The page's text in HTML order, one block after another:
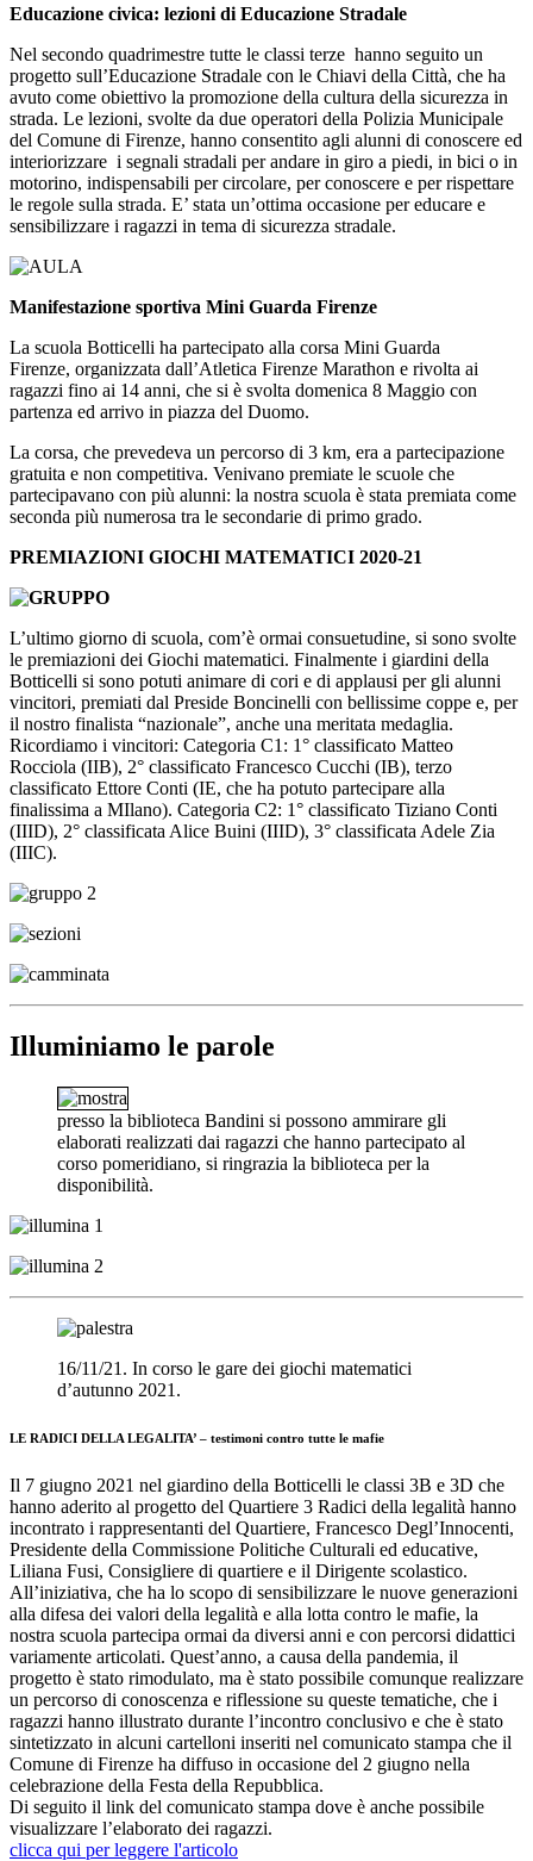
Educazione civica: lezioni di Educazione Stradale
Nel secondo quadrimestre tutte le classi terze hanno seguito un
progetto sull’Educazione Stradale con le Chiavi della Città, che ha
avuto come obiettivo la promozione della cultura della sicurezza in
strada. Le lezioni, svolte da due operatori della Polizia Municipale
del Comune di Firenze, hanno consentito agli alunni di conoscere ed
interiorizzare i segnali stradali per andare in giro a piedi, in bici o in
motorino, indispensabili per circolare, per conoscere e per rispettare
le regole sulla strada. E’ stata un’ottima occasione per educare e
sensibilizzare i ragazzi in tema di sicurezza stradale.
Manifestazione sportiva Mini Guarda Firenze
La scuola Botticelli ha partecipato alla corsa Mini Guarda
Firenze, organizzata dall’Atletica Firenze Marathon e rivolta ai
ragazzi fino ai 14 anni, che si è svolta domenica 8 Maggio con
partenza ed arrivo in piazza del Duomo.
La corsa, che prevedeva un percorso di 3 km, era a partecipazione
gratuita e non competitiva. Venivano premiate le scuole che
partecipavano con più alunni: la nostra scuola è stata premiata come
seconda più numerosa tra le secondarie di primo grado.
PREMIAZIONI GIOCHI MATEMATICI 2020-21
L’ultimo giorno di scuola, com’è ormai consuetudine, si sono svolte
le premiazioni dei Giochi matematici. Finalmente i giardini della
Botticelli si sono potuti animare di cori e di applausi per gli alunni
vincitori, premiati dal Preside Boncinelli con bellissime coppe e, per
il nostro finalista “nazionale”, anche una meritata medaglia.
Ricordiamo i vincitori: Categoria C1: 1° classificato Matteo
Rocciola (IIB), 2° classificato Francesco Cucchi (IB), terzo
classificato Ettore Conti (IE, che ha potuto partecipare alla
finalissima a MIlano). Categoria C2: 1° classificato Tiziano Conti
(IIID), 2° classificata Alice Buini (IIID), 3° classificata Adele Zia
(IIIC).
Illuminiamo le parole
presso la biblioteca Bandini si possono ammirare gli
elaborati realizzati dai ragazzi che hanno partecipato al
corso pomeridiano, si ringrazia la biblioteca per la
disponibilità.
16/11/21. In corso le gare dei giochi matematici
d’autunno 2021.
LE RADICI DELLA LEGALITA’ – testimoni contro tutte le mafie
Il 7 giugno 2021 nel giardino della Botticelli le classi 3B e 3D che
hanno aderito al progetto del Quartiere 3 Radici della legalità hanno
incontrato i rappresentanti del Quartiere, Francesco Degl’Innocenti,
Presidente della Commissione Politiche Culturali ed educative,
Liliana Fusi, Consigliere di quartiere e il Dirigente scolastico.
All’iniziativa, che ha lo scopo di sensibilizzare le nuove generazioni
alla difesa dei valori della legalità e alla lotta contro le mafie, la
nostra scuola partecipa ormai da diversi anni e con percorsi didattici
variamente articolati. Quest’anno, a causa della pandemia, il
progetto è stato rimodulato, ma è stato possibile comunque realizzare
un percorso di conoscenza e riflessione su queste tematiche, che i
ragazzi hanno illustrato durante l’incontro conclusivo e che è stato
sintetizzato in alcuni cartelloni inseriti nel comunicato stampa che il
Comune di Firenze ha diffuso in occasione del 2 giugno nella
celebrazione della Festa della Repubblica.
Di seguito il link del comunicato stampa dove è anche possibile
visualizzare l’elaborato dei ragazzi.
clicca qui per leggere l'articolo